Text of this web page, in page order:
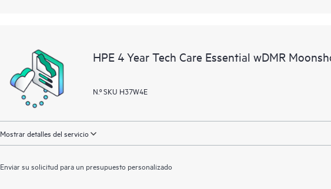
HPE 4 Year Tech Care Essential wDMR
N.º SKU H37W4E
Mostrar detalles del servicio
Enviar su solicitud para un presupuesto personalizado